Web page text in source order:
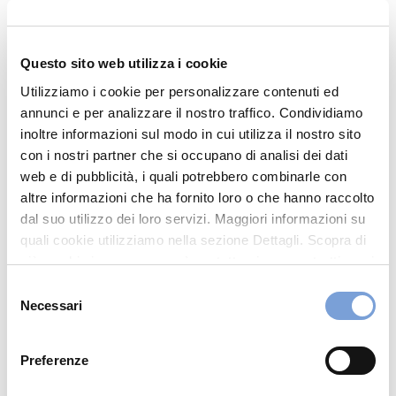
Questo sito web utilizza i cookie
Utilizziamo i cookie per personalizzare contenuti ed
annunci e per analizzare il nostro traffico. Condividiamo
inoltre informazioni sul modo in cui utilizza il nostro sito
con i nostri partner che si occupano di analisi dei dati
web e di pubblicità, i quali potrebbero combinarle con
altre informazioni che ha fornito loro o che hanno raccolto
dal suo utilizzo dei loro servizi. Maggiori informazioni su
quali cookie utilizziamo nella sezione Dettagli. Scopra di
più su chi siamo, come può contattarci e come trattiamo i
può trovare nel footer del sito nella sezione "Informativa
delNecessari
Preferenze
20833 Giussano (MB)
Indicazioni
0362.1860215
giussano.pp@synlab.it
Visita il sito